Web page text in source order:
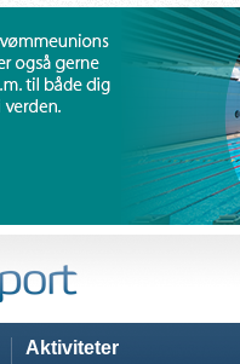
Aktiviteter